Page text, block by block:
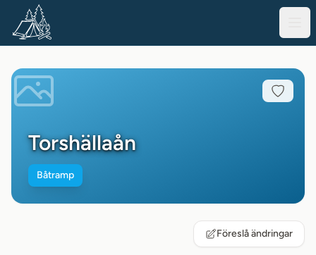
Torshällaån
Båtramp
Föreslå ändringar